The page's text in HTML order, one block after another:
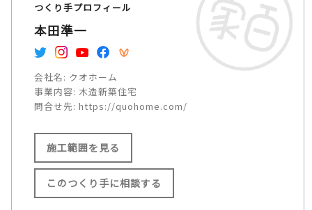
つくり手プロフィール
本田準一
会社名: クオホーム
事業内容: 木造新築住宅
問合せ先: https://quohome.com/
施工範囲を見る
施工範囲
このつくり手に相談する